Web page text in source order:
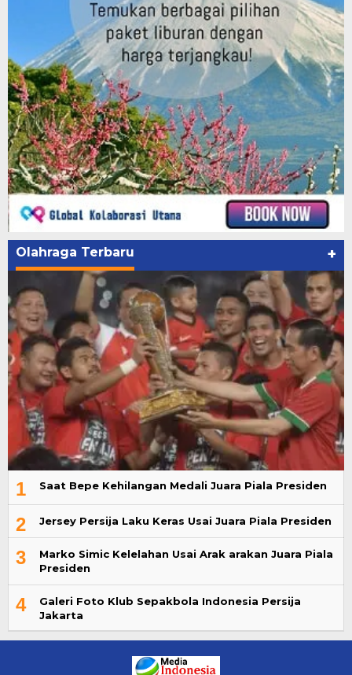
Olahraga Terbaru +
1 Saat Bepe Kehilangan Medali Juara Piala Presiden
2 Jersey Persija Laku Keras Usai Juara Piala Presiden
3
Marko Simic Kelelahan Usai Arak arakan Juara Piala
Presiden
4
Galeri Foto Klub Sepakbola Indonesia Persija
Jakarta